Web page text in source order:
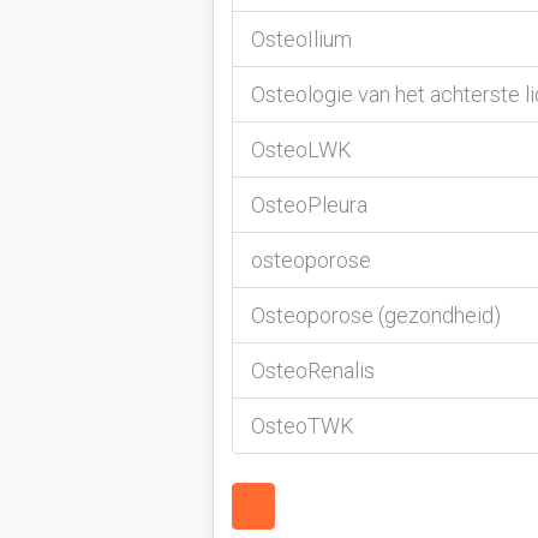
OsteoIlium
Osteologie van het achterste
OsteoLWK
OsteoPleura
osteoporose
Osteoporose (gezondheid)
OsteoRenalis
OsteoTWK